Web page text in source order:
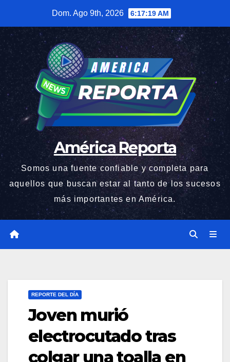
contenido
Dom. Ago 9th, 2026 6:17:20 AM
América Reporta
Somos una fuente confiable y completa para
aquellos que buscan estar al tanto de los sucesos
más importantes en América.
REPORTE DEL DÍA
Joven murió
electrocutado tras
colgar una toalla en